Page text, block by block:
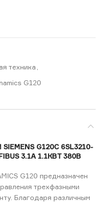
техника
G120
G120C 6SL3210-
3.1А 1.1КВТ 380В
G120 предназначен
трехфазными
Благодаря различным